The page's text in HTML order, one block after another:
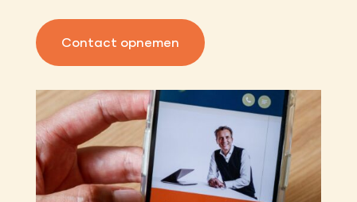
Contact opnemen